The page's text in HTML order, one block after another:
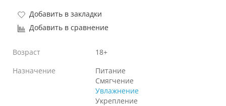
Добавить в закладки
Добавить в сравнение
Возраст
18+
Назначение
Питание
Смягчение
Увлажнение
Укрепление